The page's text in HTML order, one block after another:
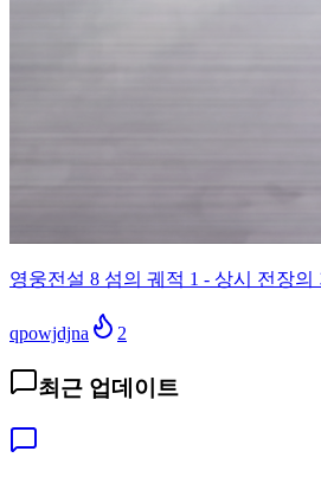
영웅전설 8 섬의 궤적 1 - 상시 전장
qpowjdjna 2
최근 업데이트